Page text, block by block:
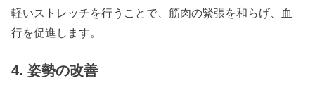
軽いストレッチを行うことで、筋肉の緊張を和らげ、血
行を促進します。
4. 姿勢の改善